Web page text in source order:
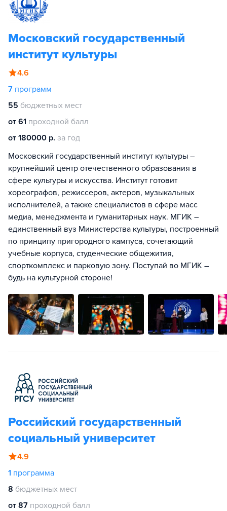
Московский государственный
институт культуры
4.6
7 программ
55 бюджетных мест
от 61 проходной балл
от 180000 р. за год
Московский государственный институт культуры –
крупнейший центр отечественного образования в
сфере культуры и искусства. Институт готовит
хореографов, режиссеров, актеров, музыкальных
исполнителей, а также специалистов в сфере масс
медиа, менеджмента и гуманитарных наук. МГИК –
единственный вуз Министерства культуры, построенный
по принципу пригородного кампуса, сочетающий
учебные корпуса, студенческие общежития,
спорткомплекс и парковую зону. Поступай во МГИК –
будь на культурной стороне!
Российский государственный
социальный университет
4.9
1 программа
8 бюджетных мест
от 87 проходной балл